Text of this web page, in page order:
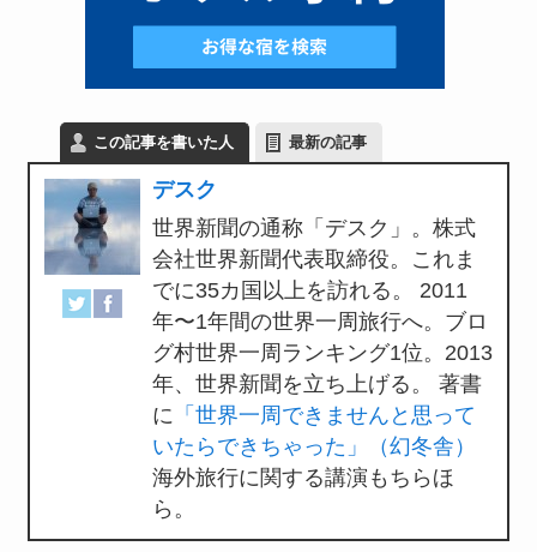
この記事を書いた人 最新の記事
デスク
世界新聞の通称「デスク」。株式
会社世界新聞代表取締役。これま
でに35カ国以上を訪れる。 2011
年〜1年間の世界一周旅行へ。ブロ
グ村世界一周ランキング1位。2013
年、世界新聞を立ち上げる。 著書
に 「世界一周できませんと思って
いたらできちゃった」（幻冬舎）
海外旅行に関する講演もちらほ
ら。